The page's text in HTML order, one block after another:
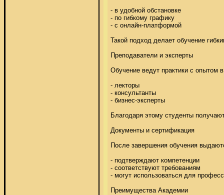
- в удобной обстановке
- по гибкому графику
- с онлайн-платформой
Такой подход делает обучение
Преподаватели и эксперты
Обучение ведут практики с опытом
- лекторы
- консультанты
- бизнес-эксперты
Благодаря этому студенты
Документы и сертификация
После завершения обучения
- подтверждают компетенции
- соответствуют требованиям
- могут использоваться для
Преимущества Академии